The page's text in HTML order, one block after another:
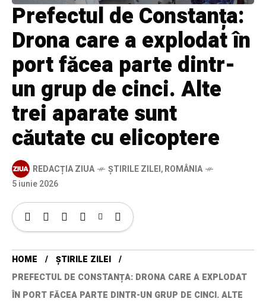
Prefectul de Constanța:
Drona care a explodat în
port făcea parte dintr-
un grup de cinci. Alte
trei aparate sunt
căutate cu elicoptere
REDACȚIA ZIUA ȘTIRILE ZILEI,ROMÂNIA
5 iunie 2026
HOME
ȘTIRILE ZILEI
PREFECTUL DE CONSTANȚA: DRONA CARE A EXPLODAT
ÎN PORT FĂCEA PARTE DINTR-UN GRUP DE CINCI. ALTE